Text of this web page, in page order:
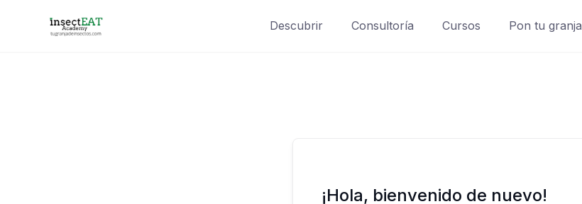
Descubrir Consultoría Cursos Pon tu granja
¡Hola, bienvenido de nuevo!